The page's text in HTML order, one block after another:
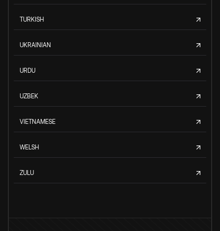
TURKISH
UKRAINIAN
URDU
UZBEK
VIETNAMESE
WELSH
ZULU